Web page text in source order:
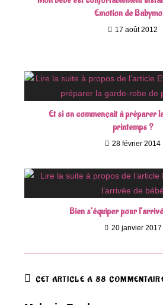
Emotion de
17 août 2012
Et si on commençait à préparer
printemps ?
28 février 2014
Bien s’équiper pour
20 janvier 2017
CET ARTICLE A 88